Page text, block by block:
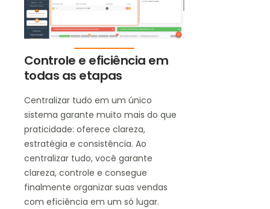
Controle e eficiência em
todas as etapas
Centralizar tudo em um único
sistema garante muito mais do que
praticidade: oferece clareza,
estratégia e consistência. Ao
centralizar tudo, você garante
clareza, controle e consegue
finalmente organizar suas vendas
com eficiência em um só lugar.